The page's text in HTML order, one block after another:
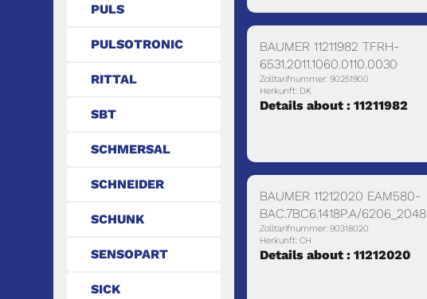
PULS
PULSOTRONIC
RITTAL
SBT
SCHMERSAL
SCHNEIDER
SCHUNK
SENSOPART
SICK
BAUMER 11211982 TFRH-
6531.2011.1060.0110.0030
Zolltarifnummer: 90251900
Herkunft: DK
Details about : 11211982
BAUMER 11212020 EAM580-
BAC.7BC6.1418P.A/6206_2048
Zolltarifnummer: 90318020
Herkunft: CH
Details about : 11212020